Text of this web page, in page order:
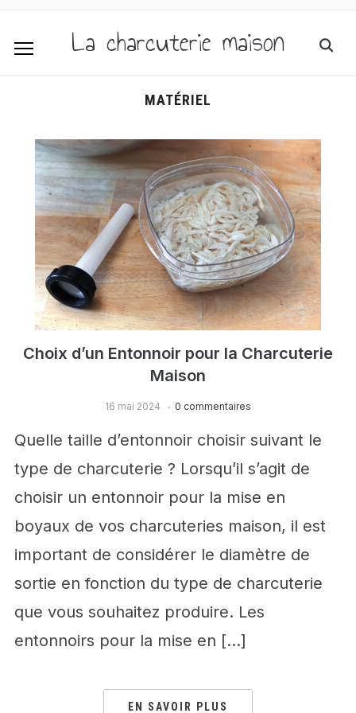
La charcuterie maison
MATÉRIEL
Choix d’un Entonnoir pour la Charcuterie
Maison
16 mai 2024 0 commentaires
Quelle taille d’entonnoir choisir suivant le
type de charcuterie ? Lorsqu’il s’agit de
choisir un entonnoir pour la mise en
boyaux de vos charcuteries maison, il est
important de considérer le diamètre de
sortie en fonction du type de charcuterie
que vous souhaitez produire. Les
entonnoirs pour la mise en […]
EN SAVOIR PLUS